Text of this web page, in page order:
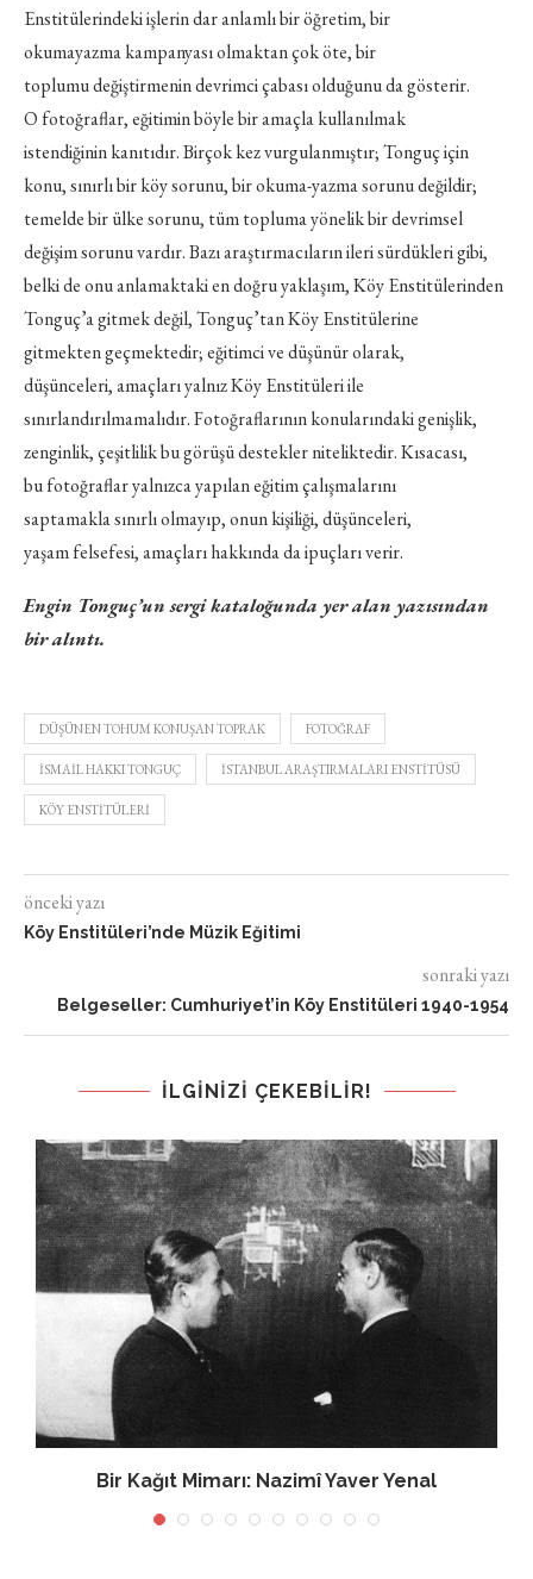
Enstitülerindeki işlerin dar anlamlı bir öğretim, bir
okumayazma kampanyası olmaktan çok öte, bir
toplumu değiştirmenin devrimci çabası olduğunu da gösterir.
O fotoğraflar, eğitimin böyle bir amaçla kullanılmak
istendiğinin kanıtıdır. Birçok kez vurgulanmıştır; Tonguç için
konu, sınırlı bir köy sorunu, bir okuma-yazma sorunu değildir;
temelde bir ülke sorunu, tüm topluma yönelik bir devrimsel
değişim sorunu vardır. Bazı araştırmacıların ileri sürdükleri gibi,
belki de onu anlamaktaki en doğru yaklaşım, Köy Enstitülerinden
Tonguç’a gitmek değil, Tonguç’tan Köy Enstitülerine
gitmekten geçmektedir; eğitimci ve düşünür olarak,
düşünceleri, amaçları yalnız Köy Enstitüleri ile
sınırlandırılmamalıdır. Fotoğraflarının konularındaki genişlik,
zenginlik, çeşitlilik bu görüşü destekler niteliktedir. Kısacası,
bu fotoğraflar yalnızca yapılan eğitim çalışmalarını
saptamakla sınırlı olmayıp, onun kişiliği, düşünceleri,
yaşam felsefesi, amaçları hakkında da ipuçları verir.
Engin Tonguç’un sergi kataloğunda yer alan yazısından
bir alıntı.
DÜŞÜNEN TOHUM KONUŞAN TOPRAK FOTOĞRAF
ISMAIL HAKKI TONGUÇ ISTANBUL ARAŞTIRMALARI ENSTITÜSÜ
KÖY ENSTITÜLERI
önceki yazı
Köy Enstitüleri’nde Müzik Eğitimi
sonraki yazı
Belgeseller: Cumhuriyet’in Köy Enstitüleri 1940-1954
İLGINIZI ÇEKEBILIR!
Bir Kağıt Mimarı: Nazimî Yaver Yenal